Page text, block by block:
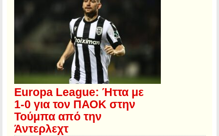
Europa League: Ήττα με
1-0 για τον ΠΑΟΚ στην
Τούμπα από την
Άντερλεχτ